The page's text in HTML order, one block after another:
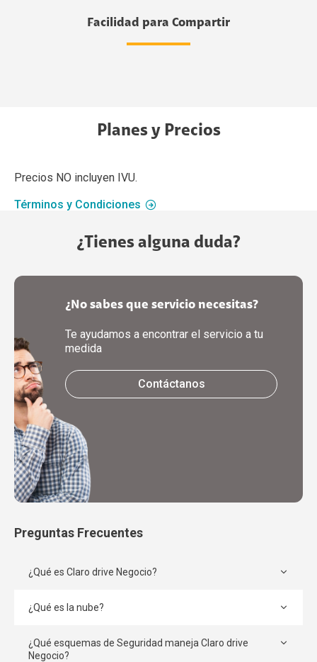
Facilidad para Compartir
Planes y Precios
Precios NO incluyen IVU.
Términos y Condiciones
¿Tienes alguna duda?
¿No sabes que servicio necesitas?
Te ayudamos a encontrar el servicio a tu
medida
Contáctanos
Preguntas Frecuentes
¿Qué es Claro drive Negocio?
¿Qué es la nube?
¿Qué esquemas de Seguridad maneja Claro drive
Negocio?